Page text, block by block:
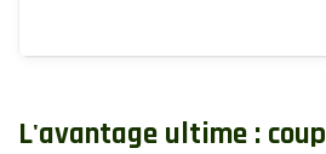
L'avantage ultime : coup